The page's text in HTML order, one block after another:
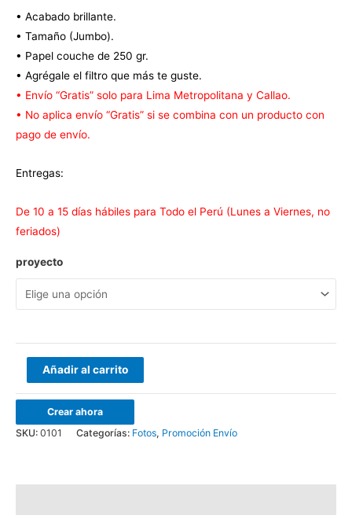
precio
original
era:
S/92.00.
es:
S/59.00.
• Acabado brillante.
• Tamaño (Jumbo).
• Papel couche de 250 gr.
• Agrégale el filtro que más te guste.
• Envío “Gratis” solo para Lima Metropolitana y Callao.
• No aplica envío “Gratis” si se combina con un producto con
pago de envío.
Entregas:
De 10 a 15 días hábiles para Todo el Perú (Lunes a Viernes, no
feriados)
proyecto
10x15
Pack
108
Añadir al carrito
Crear ahora
SKU: 0101 Categorías: Fotos, Promoción Envío